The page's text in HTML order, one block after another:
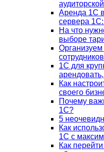
Аренда 1С
сервера
На что
выборе
1С для
Как
своего
Почему
1С?
5
Как
1С с
Как